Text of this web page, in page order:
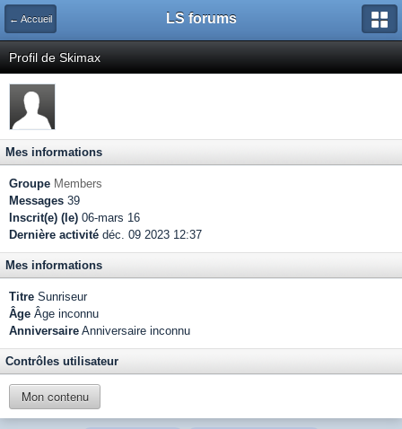
← Accueil LS forums
Profil de Skimax
Mes informations
Groupe Members
Messages 39
Inscrit(e) (le) 06-mars 16
Dernière activité déc. 09 2023 12:37
Mes informations
Titre Sunriseur
Âge Âge inconnu
Anniversaire Anniversaire inconnu
Contrôles utilisateur
Mon contenu